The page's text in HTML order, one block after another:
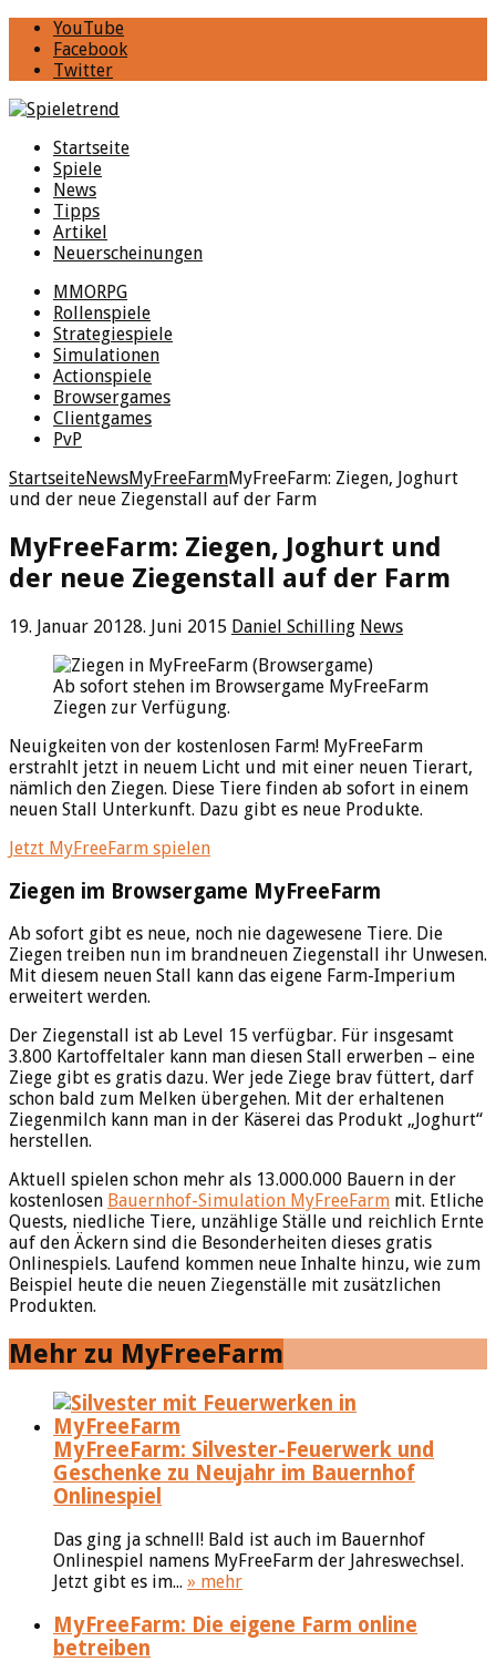
YouTube
Facebook
Twitter
Startseite
Spiele
News
Tipps
Artikel
Neuerscheinungen
MMORPG
Rollenspiele
Strategiespiele
Simulationen
Actionspiele
Browsergames
Clientgames
PvP
StartseiteNewsMyFreeFarmMyFreeFarm: Ziegen, Joghurt
und der neue Ziegenstall auf der Farm
MyFreeFarm: Ziegen, Joghurt und
der neue Ziegenstall auf der Farm
19. Januar 20128. Juni 2015 Daniel Schilling News
Ab sofort stehen im Browsergame MyFreeFarm
Ziegen zur Verfügung.
Neuigkeiten von der kostenlosen Farm! MyFreeFarm
erstrahlt jetzt in neuem Licht und mit einer neuen Tierart,
nämlich den Ziegen. Diese Tiere finden ab sofort in einem
neuen Stall Unterkunft. Dazu gibt es neue Produkte.
Jetzt MyFreeFarm spielen
Ziegen im Browsergame MyFreeFarm
Ab sofort gibt es neue, noch nie dagewesene Tiere. Die
Ziegen treiben nun im brandneuen Ziegenstall ihr Unwesen.
Mit diesem neuen Stall kann das eigene Farm-Imperium
erweitert werden.
Der Ziegenstall ist ab Level 15 verfügbar. Für insgesamt
3.800 Kartoffeltaler kann man diesen Stall erwerben – eine
Ziege gibt es gratis dazu. Wer jede Ziege brav füttert, darf
schon bald zum Melken übergehen. Mit der erhaltenen
Ziegenmilch kann man in der Käserei das Produkt „Joghurt“
herstellen.
Aktuell spielen schon mehr als 13.000.000 Bauern in der
kostenlosen Bauernhof-Simulation MyFreeFarm mit. Etliche
Quests, niedliche Tiere, unzählige Ställe und reichlich Ernte
auf den Äckern sind die Besonderheiten dieses gratis
Onlinespiels. Laufend kommen neue Inhalte hinzu, wie zum
Beispiel heute die neuen Ziegenställe mit zusätzlichen
Produkten.
Mehr zu MyFreeFarm
MyFreeFarm: Silvester-Feuerwerk und
Geschenke zu Neujahr im Bauernhof
Onlinespiel
Das ging ja schnell! Bald ist auch im Bauernhof
Onlinespiel namens MyFreeFarm der Jahreswechsel.
Jetzt gibt es im... » mehr
MyFreeFarm: Die eigene Farm online
betreiben